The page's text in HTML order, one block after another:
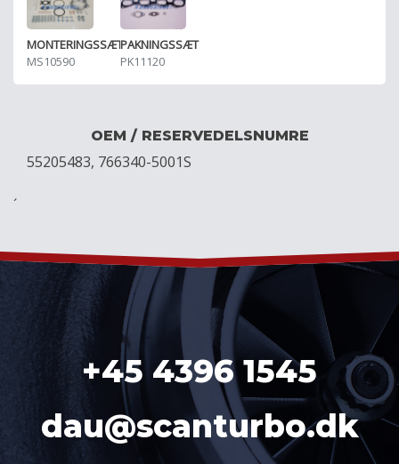
MONTERINGSSÆT
MS10590
PAKNINGSSÆT
PK11120
OEM / RESERVEDELSNUMRE
55205483, 766340-5001S
´
+45 4396 1545
dau@scanturbo.dk